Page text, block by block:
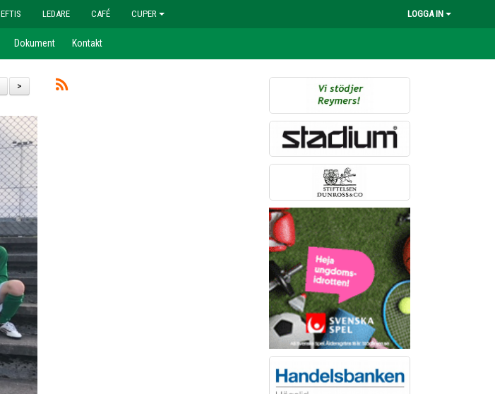
EFTIS LEDARE CAFÉ CUPER LOGGA IN
Dokument Kontakt
>